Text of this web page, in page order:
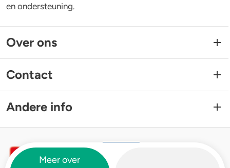
Meer over
en ondersteuning.
Over ons
Contact
Andere info